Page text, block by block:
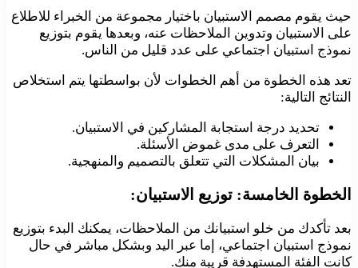
حيث يقوم مصمم الاستبيان باختيار مجموعة من الخبراء للاطلاع
على الاستبيان وتدوين الملاحظات عنه، وبعدها يقوم بتوزيع
نموذج استبيان اجتماعي على عدد قليل من الناس.
تعد هذه الخطوة من أهم الخطوات لأن بواسطتها يتم استخلاص
النتائج التالية:
تحديد درجة استجابة المشاركين في الاستبيان.
التعرف على مدى غموض الأسئلة.
بيان المشكلات التي تتعلق بالتصميم والمنهجية.
الخطوة الخامسة: توزيع الاستبيان:
بعد تأكدك من خلو استبيانك من الملاحظات، يمكنك البدء بتوزيع
نموذج استبيان اجتماعي، إما عبر اليد وبشكل مباشر في حال
كانت الفئة المستهدفة قريبة منك.